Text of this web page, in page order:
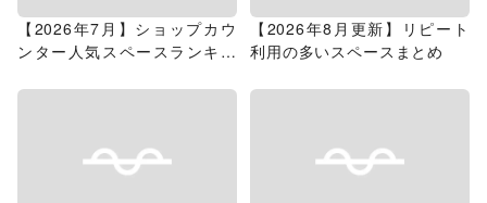
【2026年7月】ショップカウ
ンター人気スペースランキン
【2026年8月更新】リピート
利用の多いスペースまとめ